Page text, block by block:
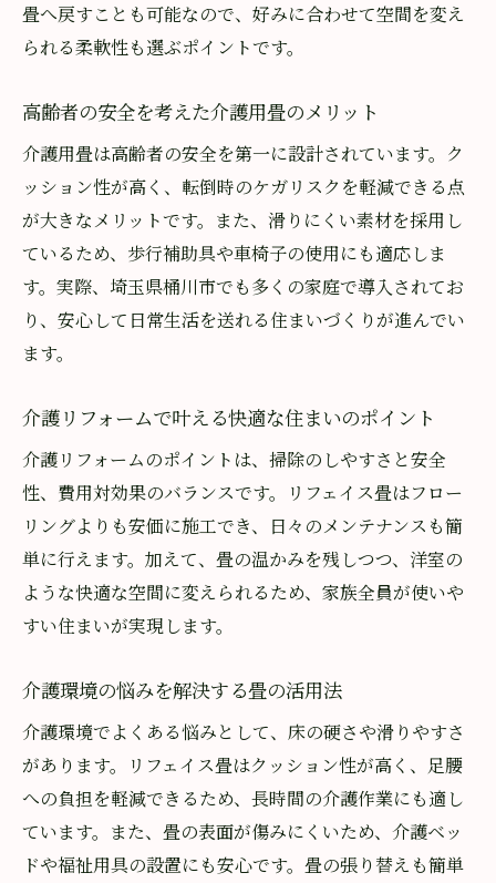
補助金活用も視野に入れた介護用畳の選択
コストパフォーマンス重視の介護リフォー
将来も安心な介護用畳リフォームのポイント
将来的な介護負担を軽減する畳リフォーム
家族の変化に対応できる介護用畳の魅力
長く安心して使える畳リフォームの秘訣
ライフステージに合わせた畳の選び方
介護ベッドや福祉用具との相性も抜群
畳へ戻すことも可能なので、好みに合わせて空間を変え
られる柔軟性も選ぶポイントです。
高齢者の安全を考えた介護用畳のメリット
介護用畳は高齢者の安全を第一に設計されています。ク
ッション性が高く、転倒時のケガリスクを軽減できる点
が大きなメリットです。また、滑りにくい素材を採用し
ているため、歩行補助具や車椅子の使用にも適応しま
す。実際、埼玉県桶川市でも多くの家庭で導入されてお
り、安心して日常生活を送れる住まいづくりが進んでい
ます。
介護リフォームで叶える快適な住まいのポイント
介護リフォームのポイントは、掃除のしやすさと安全
性、費用対効果のバランスです。リフェイス畳はフロー
リングよりも安価に施工でき、日々のメンテナンスも簡
単に行えます。加えて、畳の温かみを残しつつ、洋室の
ような快適な空間に変えられるため、家族全員が使いや
すい住まいが実現します。
介護環境の悩みを解決する畳の活用法
介護環境でよくある悩みとして、床の硬さや滑りやすさ
があります。リフェイス畳はクッション性が高く、足腰
への負担を軽減できるため、長時間の介護作業にも適し
ています。また、畳の表面が傷みにくいため、介護ベッ
ドや福祉用具の設置にも安心です。畳の張り替えも簡単